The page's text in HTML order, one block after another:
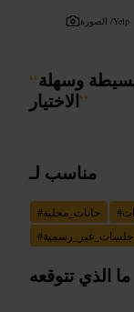
الصورة /Yelp
“وسهلة
الاختيار”
مناسب لـ
#حانات_محلية #
#جلسات_غير_رسمية
ما الذي تتوقعه